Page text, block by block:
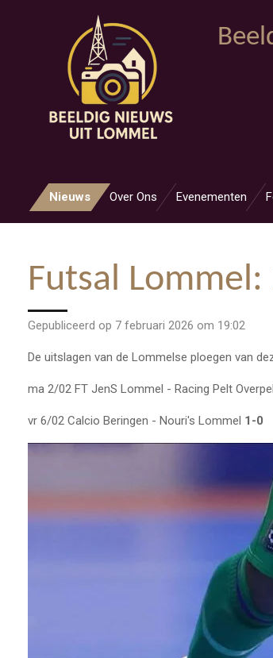
Nieuws Over Ons Evenementen
Futsal
Gepubliceerd op 7 februari 2026 om 19:02
De uitslagen van de Lommelse ploegen van
ma 2/02 FT JenS Lommel - Racing Pelt
vr 6/02 Calcio Beringen - Nouri's Lommel 1-0